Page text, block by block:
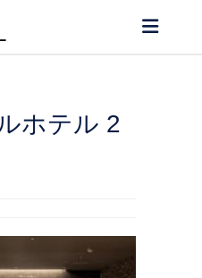
ホテル 2